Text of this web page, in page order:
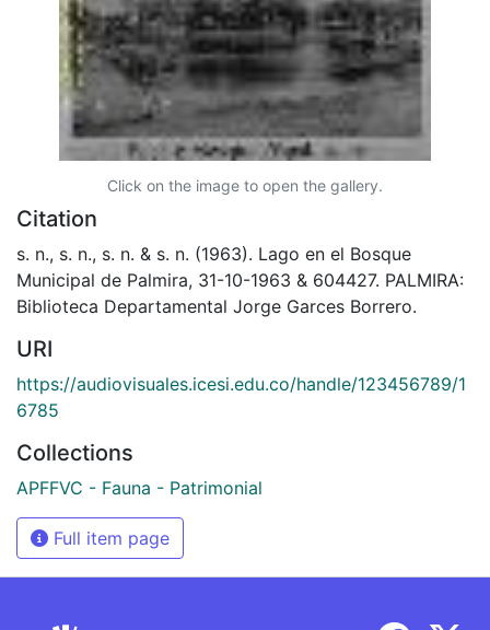
Click on the image to open the gallery.
Citation
s. n., s. n., s. n. & s. n. (1963). Lago en el Bosque
Municipal de Palmira, 31-10-1963 & 604427. PALMIRA:
Biblioteca Departamental Jorge Garces Borrero.
URI
https://audiovisuales.icesi.edu.co/handle/123456789/1
6785
Collections
APFFVC - Fauna - Patrimonial
Full item page